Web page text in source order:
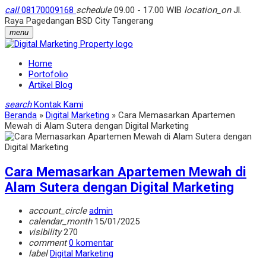
call08170009168 schedule09.00 - 17.00 WIB location_onJl.
Raya Pagedangan BSD City Tangerang
menu
Home
Portofolio
Artikel Blog
search Kontak Kami
Beranda » Digital Marketing » Cara Memasarkan Apartemen
Mewah di Alam Sutera dengan Digital Marketing
Cara Memasarkan Apartemen Mewah di
Alam Sutera dengan Digital Marketing
account_circle admin
calendar_month15/01/2025
visibility270
comment 0 komentar
label Digital Marketing